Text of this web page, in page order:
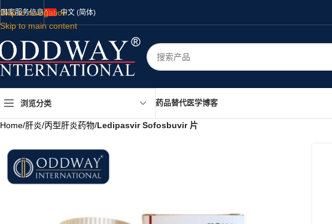
Skip to navigation
Skip to main content
国家服务信息 中文 (简体)
浏览分类 药品替代医学博客
Home/肝炎/丙型肝炎药物/Ledipasvir Sofosbuvir 片